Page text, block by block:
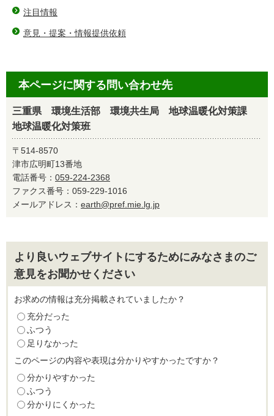
注目情報
意見・提案・情報提供依頼
本ページに関する問い合わせ先
三重県 環境生活部 環境共生局 地球温暖化対策課
地球温暖化対策班
〒514-8570
津市広明町13番地
電話番号： 059-224-2368
ファクス番号：059-229-1016
メールアドレス： earth@pref.mie.lg.jp
より良いウェブサイトにするためにみなさまのご
意見をお聞かせください
お求めの情報は充分掲載されていましたか？
充分だった
ふつう
足りなかった
このページの内容や表現は分かりやすかったですか？
分かりやすかった
ふつう
分かりにくかった